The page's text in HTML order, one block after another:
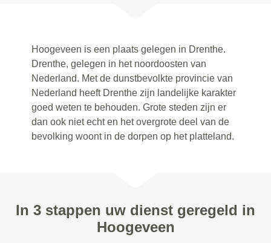
Hoogeveen is een plaats gelegen in Drenthe.
Drenthe, gelegen in het noordoosten van
Nederland. Met de dunstbevolkte provincie van
Nederland heeft Drenthe zijn landelijke karakter
goed weten te behouden. Grote steden zijn er
dan ook niet echt en het overgrote deel van de
bevolking woont in de dorpen op het platteland.
In 3 stappen uw dienst geregeld in
Hoogeveen